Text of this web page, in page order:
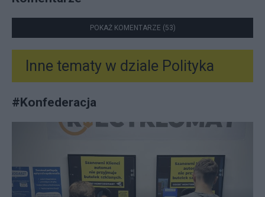
POKAŻ KOMENTARZE (53)
Inne tematy w dziale Polityka
#Konfederacja